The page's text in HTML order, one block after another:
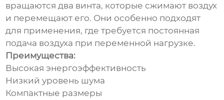
вращаются два винта, которые сжимают воздух
и перемещают его. Они особенно подходят
для применения, где требуется постоянная
подача воздуха при переменной нагрузке.
Преимущества:
Высокая энергоэффективность
Низкий уровень шума
Компактные размеры